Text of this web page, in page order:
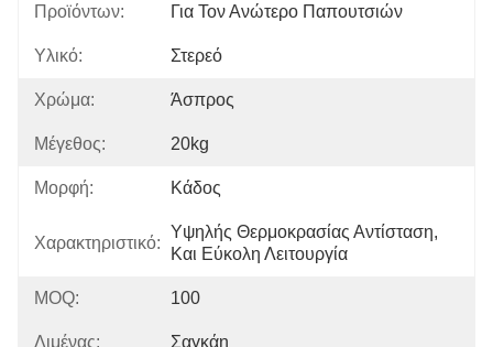
Προϊόντων:
Για Τον Ανώτερο Παπουτσιών
Υλικό: Στερεό
Χρώμα: Άσπρος
Μέγεθος: 20kg
Μορφή: Κάδος
Χαρακτηριστικό:
Υψηλής Θερμοκρασίας Αντίσταση,
Και Εύκολη Λειτουργία
MOQ: 100
Λιμένας: Σαγκάη